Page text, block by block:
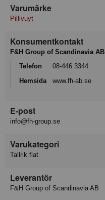
Varumärke
Pillivuyt
Konsumentkontakt
F&H Group of Scandinavia AB
Telefon
08-446 3344
Hemsida
www.fh-ab.se
E-post
info@fh-group.se
Varukategori
Tallrik flat
Leverantör
F&H Group of Scandinavia AB